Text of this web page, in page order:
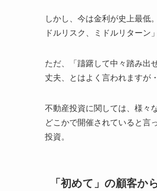
しかし、今は金利が史上最低
ドルリスク、ミドルリターン
ただ、「躊躇して中々踏み出
丈夫、とはよく言われますが
不動産投資に関しては、様々
どこかで開催されていると言
投資。
「初めて」の顧客か